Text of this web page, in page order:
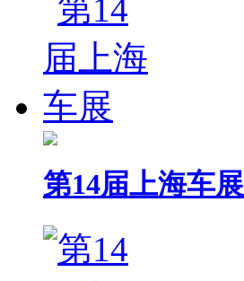
第14届上海车展